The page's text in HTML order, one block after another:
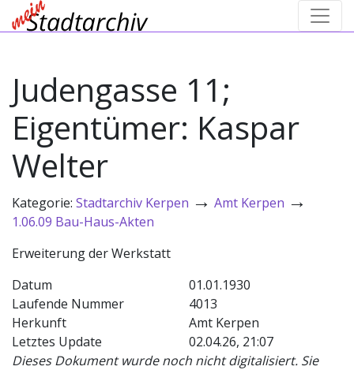
Judengasse 11;
Eigentümer: Kaspar
Welter
Kategorie: Stadtarchiv Kerpen → Amt Kerpen →
1.06.09 Bau-Haus-Akten
Erweiterung der Werkstatt
Datum
01.01.1930
Laufende Nummer
4013
Herkunft
Amt Kerpen
Letztes Update
02.04.26, 21:07
Dieses Dokument wurde noch nicht digitalisiert. Sie